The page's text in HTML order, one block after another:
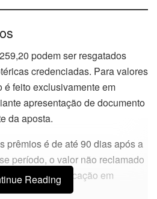
podem ser resgatados
credenciadas. Para valores
é feito exclusivamente em
apresentação de documento
da aposta.
prêmios é de até 90 dias após a
período, o valor não reclamado
para aplicação em
Reading